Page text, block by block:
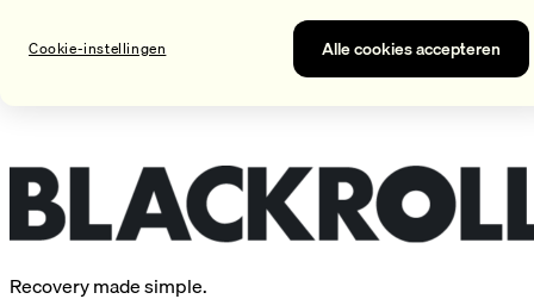
/Harde fascia-rollen
Recovery made simple.
Alle cookies accepteren
Cookie-instellingen